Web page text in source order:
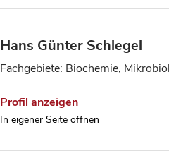
Hans Günter Schlegel
Fachgebiete: Biochemie,
Profil anzeigen
In eigener Seite öffnen